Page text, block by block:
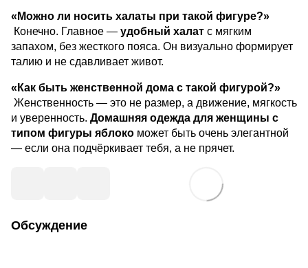
«Можно ли носить халаты при такой фигуре?»
Конечно. Главное — удобный халат с мягким
запахом, без жесткого пояса. Он визуально формирует
талию и не сдавливает живот.
«Как быть женственной дома с такой фигурой?»
Женственность — это не размер, а движение, мягкость
и уверенность. Домашняя одежда для женщины с
типом фигуры яблоко может быть очень элегантной
— если она подчёркивает тебя, а не прячет.
Обсуждение